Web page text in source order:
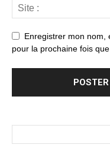
Enregistrer mon nom,
pour la prochaine fois